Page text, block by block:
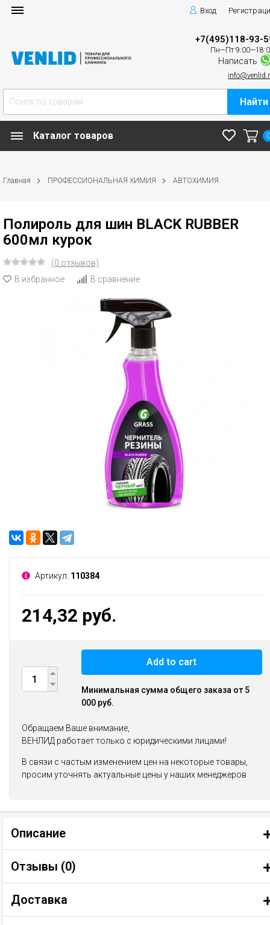
Вход
+7(495)118-93-
Пн—Пт
Написать
Найти
Каталог товаров
Главная ПРОФЕССИОНАЛЬНАЯ ХИМИЯ АВТОХИМИЯ
Полироль для шин BLACK RUBBER
600мл курок
(0 отзывов)
В избранное
В сравнение
Артикул: 110384
214,32 руб.
Add to cart
Минимальная сумма общего заказа от 5
000 руб.
Обращаем Ваше внимание,
ВЕНЛИД работает только с юридическими лицами!
В связи с частым изменением цен на некоторые товары,
просим уточнять актуальные цены у наших менеджеров
Описание
Отзывы (0)
Доставка